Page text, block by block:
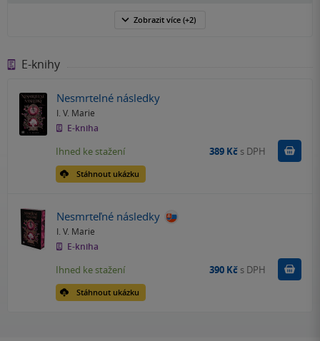
Zobrazit více (+2)
E-knihy
Nesmrtelné následky
I. V. Marie
E-kniha
Stáhnout ukázku
Ihned ke stažení 389 Kč s DPH Koupit
Nesmrteľné následky
I. V. Marie
E-kniha
Stáhnout ukázku
Ihned ke stažení 390 Kč s DPH Koupit